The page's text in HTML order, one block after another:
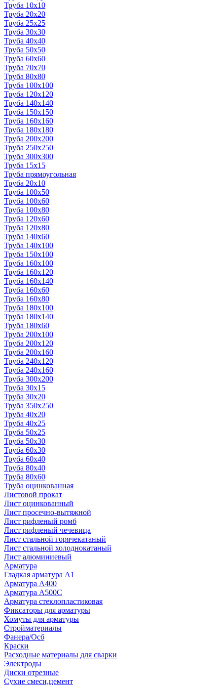
Труба 10x10
Труба 20x20
Труба 25x25
Труба 30x30
Труба 40x40
Труба 50x50
Труба 60x60
Труба 70x70
Труба 80x80
Труба 100x100
Труба 120x120
Труба 140x140
Труба 150x150
Труба 160x160
Труба 180x180
Труба 200x200
Труба 250x250
Труба 300x300
Труба 15x15
Труба прямоугольная
Труба 20x10
Труба 100x50
Труба 100x60
Труба 100x80
Труба 120x60
Труба 120x80
Труба 140x60
Труба 140x100
Труба 150x100
Труба 160x100
Труба 160x120
Труба 160x140
Труба 160x60
Труба 160x80
Труба 180x100
Труба 180x140
Труба 180x60
Труба 200x100
Труба 200x120
Труба 200x160
Труба 240x120
Труба 240x160
Труба 300x200
Труба 30x15
Труба 30x20
Труба 350x250
Труба 40x20
Труба 40x25
Труба 50x25
Труба 50x30
Труба 60x30
Труба 60x40
Труба 80x40
Труба 80x60
Труба оцинкованная
Листовой прокат
Лист оцинкованный
Лист просечно-вытяжной
Лист рифленый ромб
Лист рифленый чечевица
Лист стальной горячекатаный
Лист стальной холоднокатаный
Лист алюминиевый
Арматура
Гладкая арматура А1
Арматура А400
Арматура A500C
Арматура стеклопластиковая
Фиксаторы для арматуры
Хомуты для арматуры
Стройматериалы
Фанера/Осб
Краски
Расходные материалы для сварки
Электроды
Диски отрезные
Сухие смеси,цемент